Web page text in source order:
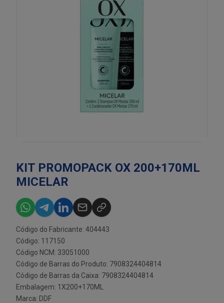
KIT PROMOPACK OX 200+170ML
MICELAR
Código do Fabricante: 404443
Código: 117150
Código NCM: 33051000
Código de Barras do Produto: 7908324404814
Código de Barras da Caixa: 7908324404814
Embalagem: 1X200+170ML
Marca: DDF